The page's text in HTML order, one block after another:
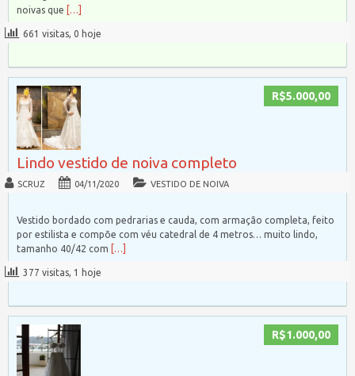
noivas que
[…]
661 visitas, 0 hoje
R$5.000,00
Lindo vestido de noiva completo
SCRUZ 04/11/2020 VESTIDO DE NOIVA
Vestido bordado com pedrarias e cauda, com armação completa, feito
por estilista e compõe com véu catedral de 4 metros… muito lindo,
tamanho 40/42 com
[…]
377 visitas, 1 hoje
R$1.000,00